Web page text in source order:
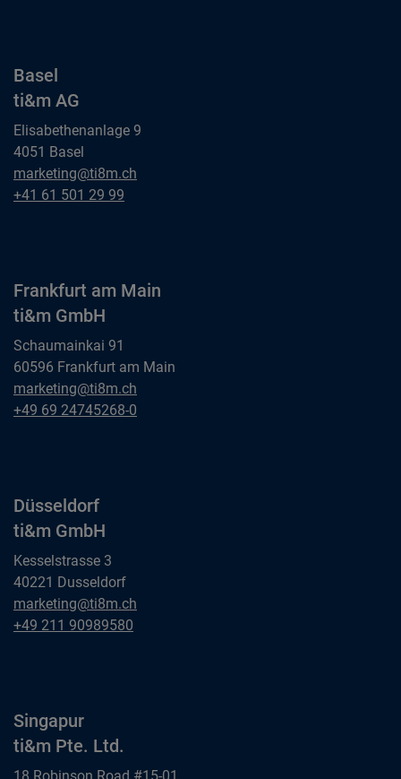
Basel
ti&m AG
Elisabethenanlage 9
4051 Basel
Basel
ti&m AG
marketing@ti8m.ch
Basel
+41 61 501 29 99
Frankfurt am Main
ti&m GmbH
Schaumainkai 91
60596 Frankfurt am Main
Frankfurt am Main
ti&m GmbH
marketing@ti8m.ch
Frankfurt am Main
+49 69 24745268-0
Düsseldorf
ti&m GmbH
Kesselstrasse 3
40221 Dusseldorf
Düsseldorf
ti&m GmbH
marketing@ti8m.ch
Düsseldorf
+49 211 90989580
Singapur
ti&m Pte. Ltd.